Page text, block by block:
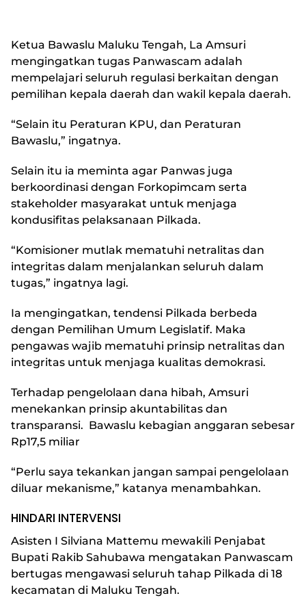
Ketua Bawaslu Maluku Tengah, La Amsuri
mengingatkan tugas Panwascam adalah
mempelajari seluruh regulasi berkaitan dengan
pemilihan kepala daerah dan wakil kepala daerah.
“Selain itu Peraturan KPU, dan Peraturan
Bawaslu,” ingatnya.
Selain itu ia meminta agar Panwas juga
berkoordinasi dengan Forkopimcam serta
stakeholder masyarakat untuk menjaga
kondusifitas pelaksanaan Pilkada.
“Komisioner mutlak mematuhi netralitas dan
integritas dalam menjalankan seluruh dalam
tugas,” ingatnya lagi.
Ia mengingatkan, tendensi Pilkada berbeda
dengan Pemilihan Umum Legislatif. Maka
pengawas wajib mematuhi prinsip netralitas dan
integritas untuk menjaga kualitas demokrasi.
Terhadap pengelolaan dana hibah, Amsuri
menekankan prinsip akuntabilitas dan
transparansi. Bawaslu kebagian anggaran sebesar
Rp17,5 miliar
“Perlu saya tekankan jangan sampai pengelolaan
diluar mekanisme,” katanya menambahkan.
HINDARI INTERVENSI
Asisten I Silviana Mattemu mewakili Penjabat
Bupati Rakib Sahubawa mengatakan Panwascam
bertugas mengawasi seluruh tahap Pilkada di 18
kecamatan di Maluku Tengah.